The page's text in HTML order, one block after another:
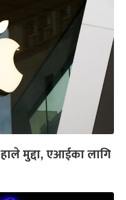
मुद्दा, एआईका लागि